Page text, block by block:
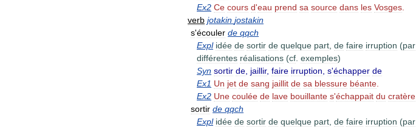
Ex2 Ce cours d'eau prend sa source dans les Vosges
verb jotakin jostakin
s'écouler de qqch
Expl idée de sortir de quelque part de faire irruption (par
différentes réalisations (cf exemples)
Syn sortir de jaillir, faire irruption s'échapper de
Ex1 Un jet de sang jaillit de sa blessure béante
Ex2 Une coulée de lave bouillante s'échappait du cratère
sortir de qqch
Expl idée de sortir de quelque part de faire irruption (par